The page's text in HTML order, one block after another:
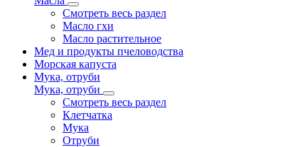
Смотреть весь раздел
Масло гхи
Масло растительное
Мед и продукты пчеловодства
Морская капуста
Мука, отруби
Мука, отруби
Смотреть весь раздел
Клетчатка
Мука
Отруби